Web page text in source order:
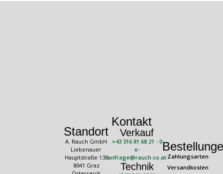
Standort
A. Rauch GmbH
Liebenauer
Hauptstraße 138
8041 Graz
Kontakt
Verkauf
+43 316 81 68 21 - 0
e-
anfrage@rauch.co.at
Technik
Zahlungsarten
Versandkosten